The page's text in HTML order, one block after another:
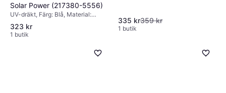
Solar Power (217380-5556)
UV-dräkt, Färg: Blå, Material:
Elastan/Lycra/Spandex, Polyester
323 kr
1 butik
335 kr359 kr
1 butik